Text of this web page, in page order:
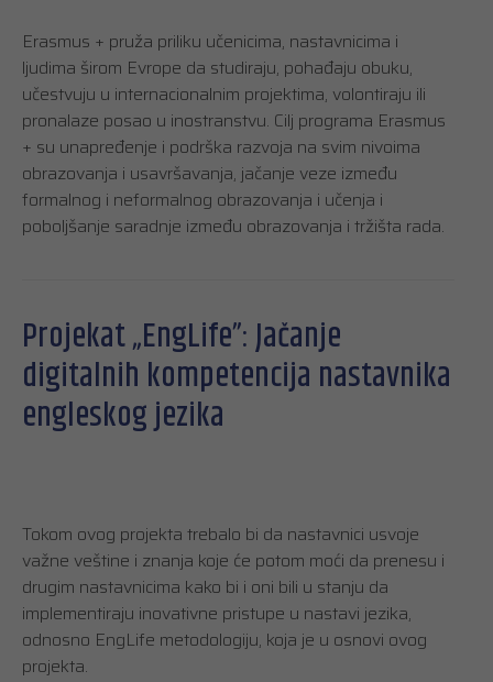
Erasmus + pruža priliku učenicima, nastavnicima i
ljudima širom Evrope da studiraju, pohađaju obuku,
učestvuju u internacionalnim projektima, volontiraju ili
pronalaze posao u inostranstvu. Cilj programa Erasmus
+ su unapređenje i podrška razvoja na svim nivoima
obrazovanja i usavršavanja, jačanje veze između
formalnog i neformalnog obrazovanja i učenja i
poboljšanje saradnje između obrazovanja i tržišta rada.
Projekat „EngLife”: Jačanje
digitalnih kompetencija nastavnika
engleskog jezika
Tokom ovog projekta trebalo bi da nastavnici usvoje
važne veštine i znanja koje će potom moći da prenesu i
drugim nastavnicima kako bi i oni bili u stanju da
implementiraju inovativne pristupe u nastavi jezika,
odnosno EngLife metodologiju, koja je u osnovi ovog
projekta.